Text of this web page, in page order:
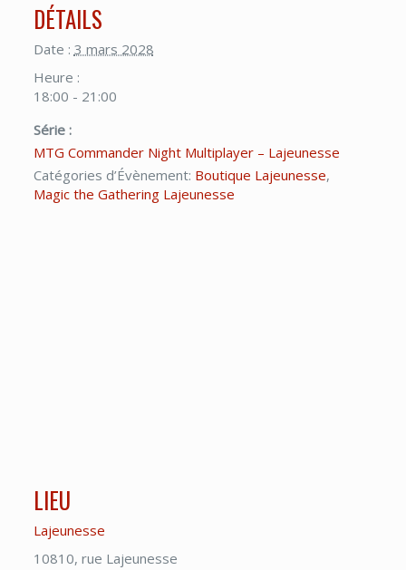
DÉTAILS
Date : 3 mars 2028
Heure :
18:00 - 21:00
Série :
MTG Commander Night Multiplayer – Lajeunesse
Catégories d’Évènement: Boutique Lajeunesse,
Magic the Gathering Lajeunesse
LIEU
Lajeunesse
10810, rue Lajeunesse